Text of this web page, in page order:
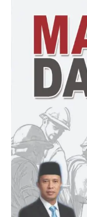
Post Views: